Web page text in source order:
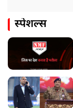
स्पेशल्स